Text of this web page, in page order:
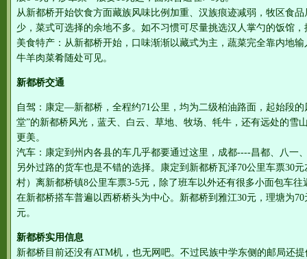
从新都桥开始饮食方面藏族风味比例加重、汉族痕迹减弱，牧区食
少，菜式可选择的余地不多。如不习惯可尽量挑选汉人掌勺的饭馆
美食特产：从新都桥开始，口味渐渐以藏式为主，蔬菜完全靠内地
牛羊肉菜肴随处可见。
新都桥交通
自驾：康定—新都桥，全程约71公里，均为二级柏油路面，起始段
堂”的新都桥风光，蓝天、白云、草地、牧场、牦牛，还有远处的雪
更美。
汽车：康定到州内各县的车几乎都要通过这里，成都----昌都、八一
另外过路的货车也是不错的选择。康定到新都桥瓦泽70公里车票30
村）离新都桥镇8公里车票3-5元，除了班车以外还有很多小面包车往
在新都桥搭车普遍以西桥桥头为中心。新都桥到雅江30元，理塘为
元。
新都桥实用信息
新都桥目前还没有ATM机，也无网吧。不过民族中学东侧的邮局还提